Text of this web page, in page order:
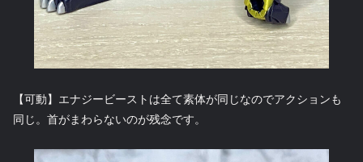
【可動】エナジービーストは全て素体が同じなのでアクションも
同じ。首がまわらないのが残念です。